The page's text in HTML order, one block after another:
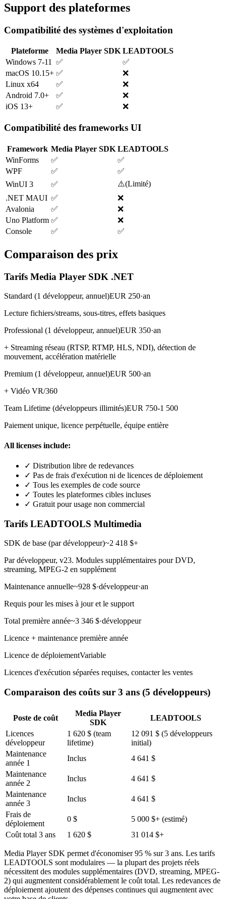
Support des plateformes
Compatibilité des systèmes d'exploitation
Plateforme Media Player SDK LEADTOOLS
Windows 7-11
✅
✅
macOS 10.15+ ✅
❌
Linux x64
✅
❌
Android 7.0+
✅
❌
iOS 13+
✅ ❌
Compatibilité des frameworks UI
Framework Media Player SDK LEADTOOLS
WinForms
✅
✅
WPF
✅
✅
WinUI 3
✅ ⚠️(Limité)
.NET MAUI ✅
❌
Avalonia
✅
❌
Uno Platform ✅
❌
Console
✅ ✅
Comparaison des prix
Tarifs Media Player SDK .NET
Standard (1 développeur, annuel)EUR 250·an
Lecture fichiers/streams, sous-titres, effets basiques
Professional (1 développeur, annuel)EUR 350·an
+ Streaming réseau (RTSP, RTMP, HLS, NDI), détection de
mouvement, accélération matérielle
Premium (1 développeur, annuel)EUR 500·an
+ Vidéo VR/360
Team Lifetime (développeurs illimités)EUR 750-1 500
Paiement unique, licence perpétuelle, équipe entière
All licenses include:
✓ Distribution libre de redevances
✓ Pas de frais d'exécution ni de licences de déploiement
✓ Tous les exemples de code source
✓ Toutes les plateformes cibles incluses
✓ Gratuit pour usage non commercial
Tarifs LEADTOOLS Multimedia
SDK de base (par développeur)~2 418 $+
Par développeur, v23. Modules supplémentaires pour DVD,
streaming, MPEG-2 en supplément
Maintenance annuelle~928 $·développeur·an
Requis pour les mises à jour et le support
Total première année~3 346 $·développeur
Licence + maintenance première année
Licence de déploiementVariable
Licences d'exécution séparées requises, contacter les ventes
Comparaison des coûts sur 3 ans (5 développeurs)
Poste de coût
Media Player
SDK
LEADTOOLS
Licences
développeur
1 620 $ (team
lifetime)
12 091 $ (5 développeurs
initial)
Maintenance
année 1
Inclus
4 641 $
Maintenance
année 2
Inclus
4 641 $
Maintenance
année 3
Inclus
4 641 $
Frais de
déploiement
0 $
5 000 $+ (estimé)
Coût total 3 ans
1 620 $ 31 014 $+
Media Player SDK permet d'économiser 95 % sur 3 ans. Les tarifs
LEADTOOLS sont modulaires — la plupart des projets réels
nécessitent des modules supplémentaires (DVD, streaming, MPEG-
2) qui augmentent considérablement le coût total. Les redevances de
déploiement ajoutent des dépenses continues qui augmentent avec